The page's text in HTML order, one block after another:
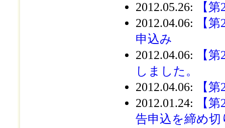
2012.05.26:
【
2012.04.06:
【
申込み
2012.04.06:
【
しました。
2012.04.06:
【
2012.01.24:
【
告申込を締め